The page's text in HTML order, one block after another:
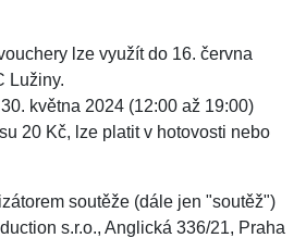
lze využít do 16. června
Lužiny.
května 2024 (12:00 až 19:00)
20 Kč, lze platit v hotovosti nebo
soutěže (dále jen "soutěž")
s.r.o., Anglická 336/21, Praha